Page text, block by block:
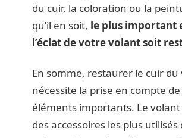
du cuir, la coloration ou la
qu’il en soit, le plus important
l’éclat de votre volant soit
En somme, restaurer le cuir du
nécessite la prise en compte
éléments importants. Le volant
des accessoires les plus utilisés